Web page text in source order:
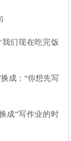
们现在吃完饭
成：“你想先写
成“写作业的时